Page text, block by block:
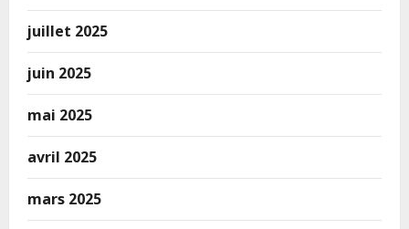
juillet 2025
juin 2025
mai 2025
avril 2025
mars 2025